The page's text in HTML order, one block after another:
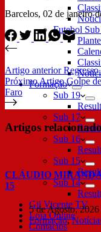
Futebol
Formação
Sub 19
Sub 17
Sub 16
Sub 15
Sub 14
Gil Vicente TV
Loja Online
Contactos
Barcelos, 02 de janeiro
Artigo anterior
PróximoArtigo Golpe
Faro
Artigos
CLÁUDIO MIRANDA
15
5 de Agosto, 2026
Formação,